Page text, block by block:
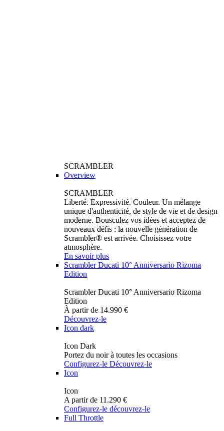
SCRAMBLER
Overview
SCRAMBLER
Liberté. Expressivité. Couleur. Un mélange
unique d'authenticité, de style de vie et de design
moderne. Bousculez vos idées et acceptez de
nouveaux défis : la nouvelle génération de
Scrambler® est arrivée. Choisissez votre
atmosphère.
En savoir plus
Scrambler Ducati 10° Anniversario Rizoma
Edition
Scrambler Ducati 10° Anniversario Rizoma
Edition
À partir de 14.990 €
Découvrez-le
Icon dark
Icon Dark
Portez du noir à toutes les occasions
Configurez-le Découvrez-le
Icon
Icon
A partir de 11.290 €
Configurez-le découvrez-le
Full Throttle